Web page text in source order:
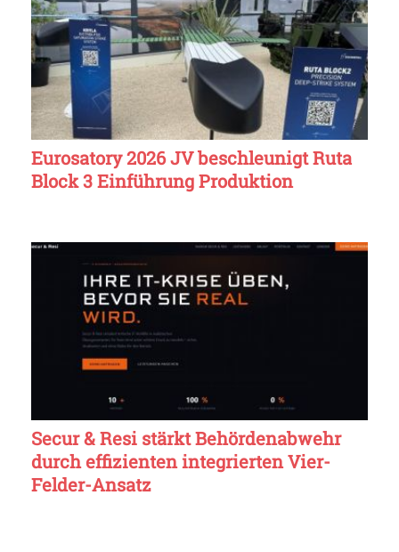
Eurosatory 2026 JV beschleunigt Ruta
Block 3 Einführung Produktion
Secur & Resi stärkt Behördenabwehr
durch effizienten integrierten Vier-
Felder-Ansatz